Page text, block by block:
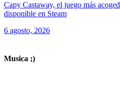
Capy Castaway, el juego más
disponible en Steam
6 agosto, 2026
Musica ;)